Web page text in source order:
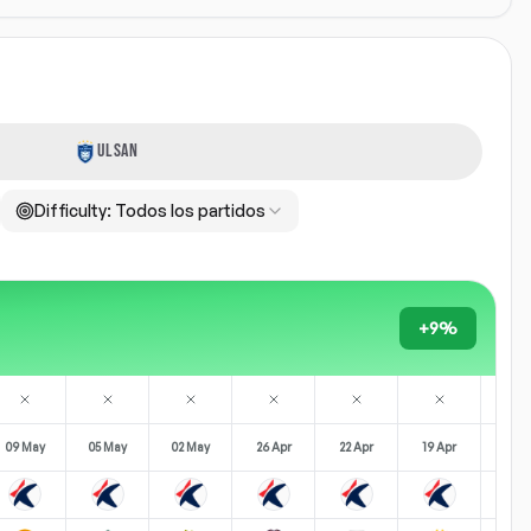
ULSAN
Difficulty: Todos los partidos
+9%
09 May 05 May 02 May 26 Apr 22 Apr 19 Apr